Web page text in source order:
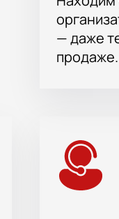
— даже
продаже.